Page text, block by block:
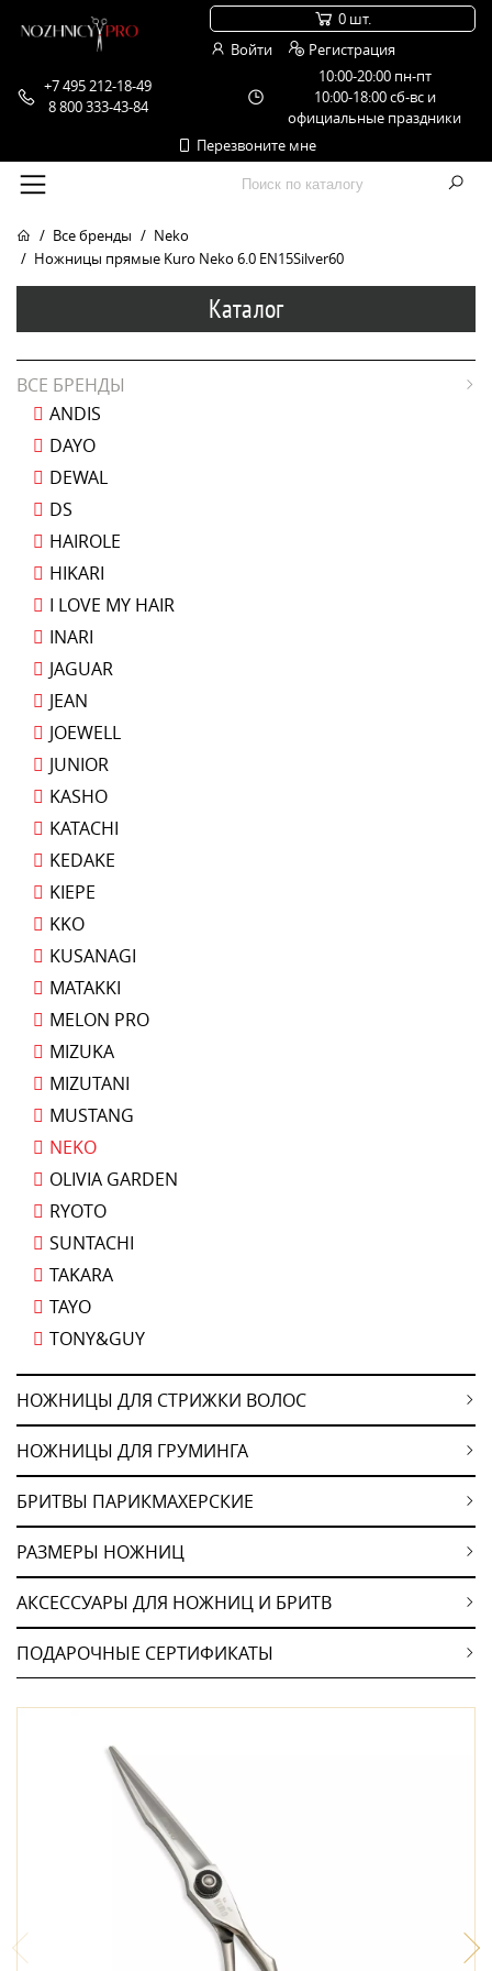
+7 495 212-18-49
8 800 333-43-84
10:00-20:00 пн-пт
10:00-18:00 сб-вс и
официальные праздники
Перезвоните мне
0 шт.
Войти
Регистрация
Все бренды
Neko
Ножницы прямые Kuro Neko 6.0 EN15Silver60
Каталог
ВСЕ БРЕНДЫ
ANDIS
DAYO
DEWAL
DS
HAIROLE
HIKARI
I LOVE MY HAIR
INARI
JAGUAR
JEAN
JOEWELL
JUNIOR
KASHO
KATACHI
KEDAKE
KIEPE
KKO
KUSANAGI
MATAKKI
MELON PRO
MIZUKA
MIZUTANI
MUSTANG
NEKO
OLIVIA GARDEN
RYOTO
SUNTACHI
TAKARA
TAYO
TONY&GUY
НОЖНИЦЫ ДЛЯ СТРИЖКИ ВОЛОС
НОЖНИЦЫ ДЛЯ ГРУМИНГА
БРИТВЫ ПАРИКМАХЕРСКИЕ
РАЗМЕРЫ НОЖНИЦ
АКСЕССУАРЫ ДЛЯ НОЖНИЦ И БРИТВ
ПОДАРОЧНЫЕ СЕРТИФИКАТЫ